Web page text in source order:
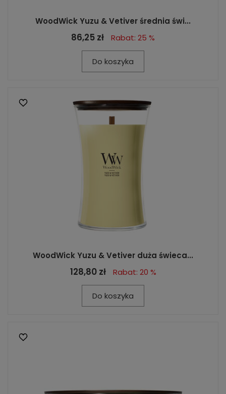
WoodWick Yuzu & Vetiver średnia świ...
86,25 zł Rabat: 25 %
Do koszyka
WoodWick Yuzu & Vetiver duża świeca...
128,80 zł Rabat: 20 %
Do koszyka